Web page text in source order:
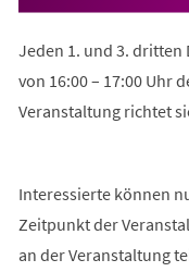
Jeden 1. und 3.
von 16:00 – 17:00 Uhr
Veranstaltung richtet
Interessierte können
Zeitpunkt der
an der Veranstaltung